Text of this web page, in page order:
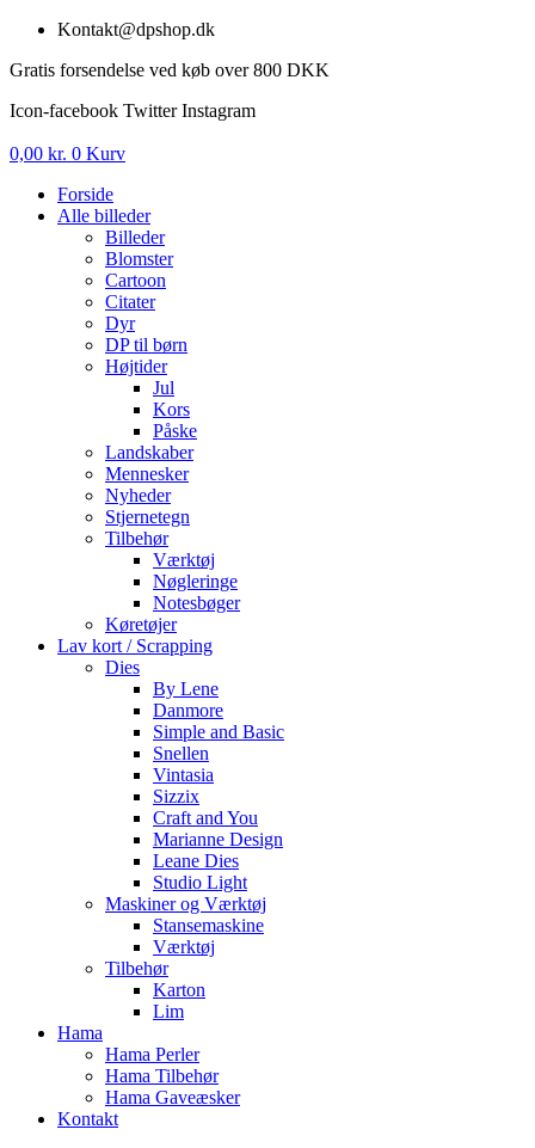
Videre
indhold
Kontakt@dpshop.dk
Gratis forsendelse ved køb over 800 DKK
Icon-facebook Twitter Instagram
0,00 kr. 0 Kurv
Forside
Alle billeder
Billeder
Blomster
Cartoon
Citater
Dyr
DP til børn
Højtider
Jul
Kors
Påske
Landskaber
Mennesker
Nyheder
Stjernetegn
Tilbehør
Værktøj
Nøgleringe
Notesbøger
Køretøjer
Lav kort / Scrapping
Dies
By Lene
Danmore
Simple and Basic
Snellen
Vintasia
Sizzix
Craft and You
Marianne Design
Leane Dies
Studio Light
Maskiner og Værktøj
Stansemaskine
Værktøj
Tilbehør
Karton
Lim
Hama
Hama Perler
Hama Tilbehør
Hama Gaveæsker
Kontakt